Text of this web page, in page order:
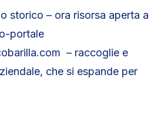
storico – ora risorsa aperta a
portale
– raccoglie e
che si espande per